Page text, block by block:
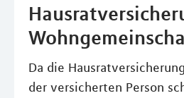
Da die
der versicherten Person